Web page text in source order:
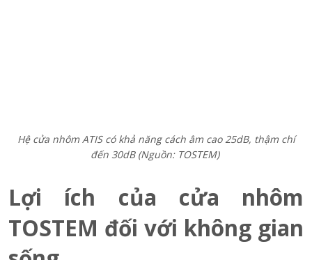
Hệ cửa nhôm ATIS có khả năng cách âm cao 25dB, thậm chí
đến 30dB (Nguồn: TOSTEM)
Lợi ích của cửa nhôm
TOSTEM đối với không gian